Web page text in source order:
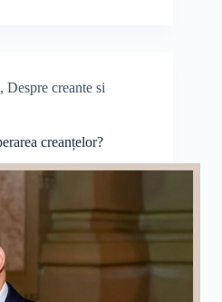
, Despre creante si
creanțelor?